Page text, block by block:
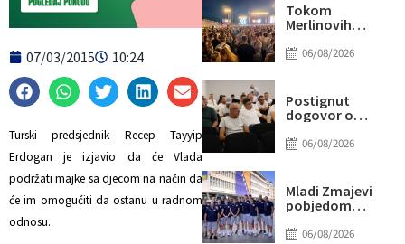
07/03/2015 10:24
Turski predsjednik Recep Tayyip
Erdogan je izjavio da će Vlada
podržati majke sa djecom na način da
će im omogućiti da ostanu u radnom
odnosu.
Tokom
Merlinovih
gotovo 156
06/08/2026
Postignut
dogovor o
koracima za
otpuštenih
radnika
Komunalnog
06/08/2026
Mladi Zmajevi
pobjedom
poruku na
06/08/2026